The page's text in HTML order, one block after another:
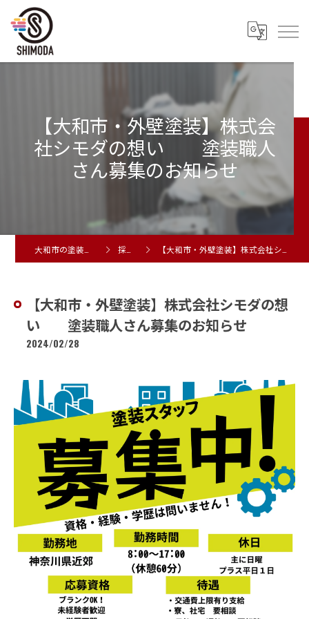
【大和市・外壁塗装】株式会
社シモダの想い 塗装職人
さん募集のお知らせ
採用ブログ 【大和市・外壁塗装】株式会社シモダの想い 塗装職人さん募集のお知らせ
【大和市・外壁塗装】株式会社シモダの想
い 塗装職人さん募集のお知らせ
2024/02/28